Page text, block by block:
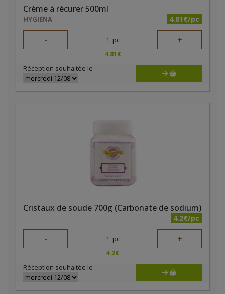
Crème à récurer 500ml
HYGIENA 4.81€/pc
- 1 pc +
4.81€
Réception souhaitée le
Cristaux de soude 700g (Carbonate de sodium)
4.2€/pc
- 1 pc +
4.2€
Réception souhaitée le